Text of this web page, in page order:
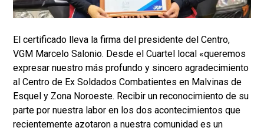
El certificado lleva la firma del presidente del Centro,
VGM Marcelo Salonio. Desde el Cuartel local «queremos
expresar nuestro más profundo y sincero agradecimiento
al Centro de Ex Soldados Combatientes en Malvinas de
Esquel y Zona Noroeste. Recibir un reconocimiento de su
parte por nuestra labor en los dos acontecimientos que
recientemente azotaron a nuestra comunidad es un